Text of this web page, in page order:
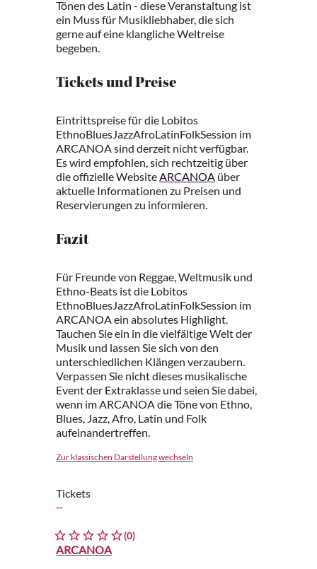
Tönen des Latin - diese Veranstaltung ist
ein Muss für Musikliebhaber, die sich
gerne auf eine klangliche Weltreise
begeben.
Tickets und Preise
Eintrittspreise für die Lobitos
EthnoBluesJazzAfroLatinFolkSession im
ARCANOA sind derzeit nicht verfügbar.
Es wird empfohlen, sich rechtzeitig über
die offizielle WebsiteARCANOA über
aktuelle Informationen zu Preisen und
Reservierungen zu informieren.
Fazit
Für Freunde von Reggae, Weltmusik und
Ethno-Beats ist die Lobitos
EthnoBluesJazzAfroLatinFolkSession im
ARCANOA ein absolutes Highlight.
Tauchen Sie ein in die vielfältige Welt der
Musik und lassen Sie sich von den
unterschiedlichen Klängen verzaubern.
Verpassen Sie nicht dieses musikalische
Event der Extraklasse und seien Sie dabei,
wenn im ARCANOA die Töne von Ethno,
Blues, Jazz, Afro, Latin und Folk
aufeinandertreffen.
Zur klassischen Darstellung wechseln
Tickets
--
(0)
ARCANOA